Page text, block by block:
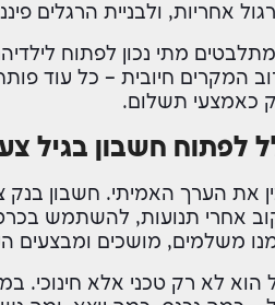
אחריות, ולבניית הרגלים
מתי נכון לפתוח
המקרים חיובית – כל עוד
כאמצעי תשלום.
לפתוח חשבון בגיל
את הערך האמיתי. חשבון
אחרי תנועות, להשתמש
משלמים, מושכים ומבצעים
הוא לא רק טכני אלא